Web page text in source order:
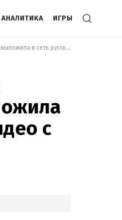
АНАЛИТИКА ИГРЫ
Во Львове 10-классница ударила мальчика и выложила в сеть русскоязычное видео с издевательствами
с